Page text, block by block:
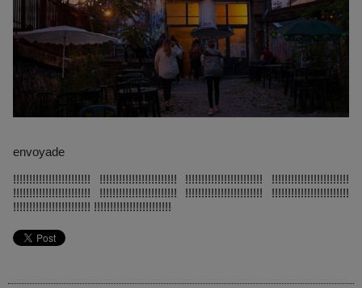
envoyade
!!!!!!!!!!!!!!!!!!!!!!!! !!!!!!!!!!!!!!!!!!!!!!!! !!!!!!!!!!!!!!!!!!!!!!!! !!!!!!!!!!!!!!!!!!!!!!!!
!!!!!!!!!!!!!!!!!!!!!!!! !!!!!!!!!!!!!!!!!!!!!!!! !!!!!!!!!!!!!!!!!!!!!!!! !!!!!!!!!!!!!!!!!!!!!!!!
!!!!!!!!!!!!!!!!!!!!!!!! !!!!!!!!!!!!!!!!!!!!!!!!